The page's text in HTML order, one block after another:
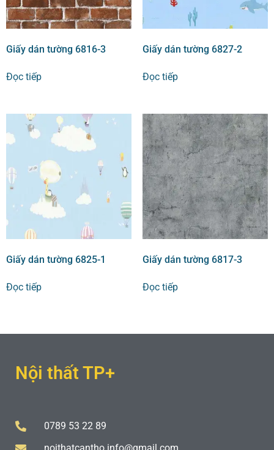
Giấy dán tường 6816-3
Đọc tiếp
Giấy dán tường 6827-2
Đọc tiếp
Giấy dán tường 6825-1
Đọc tiếp
Giấy dán tường 6817-3
Đọc tiếp
Nội thất TP+
0789 53 22 89